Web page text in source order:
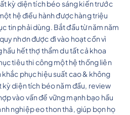
kỳ diện tích béo sáng kiến trước
hệ điều hành được hàng triệu
tin phải dùng. Bắt đầu từ năm năm
nhơn được đi vào hoạt cồn vì
hết thợ thẩm du tất cả khoa
tiêu thi công một hệ thống liên
phục hiệu suất cao & không
diện tích béo năm đầu, review
vào vấn đề vững mạnh bạo hầu
nghiệp eo thon thả, giúp bọn họ